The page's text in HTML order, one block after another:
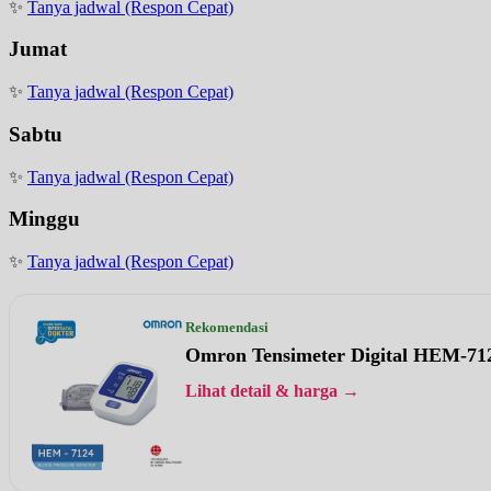
✨ Tanya jadwal (Respon Cepat)
Jumat
✨ Tanya jadwal (Respon Cepat)
Sabtu
✨ Tanya jadwal (Respon Cepat)
Minggu
✨ Tanya jadwal (Respon Cepat)
Rekomendasi
Omron Tensimeter Digital HEM-
Lihat detail & harga →